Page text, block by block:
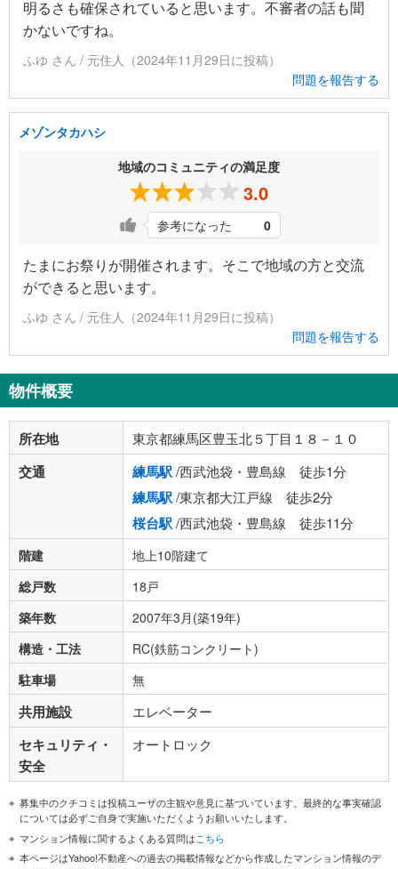
明るさも確保されていると思います。不審者の話も聞
かないですね。
ふゆ さん / 元住人（2024年11月29日に投稿）
問題を報告する
メゾンタカハシ
地域のコミュニティの満足度
3.0
参考になった 0
たまにお祭りが開催されます。そこで地域の方と交流
ができると思います。
ふゆ さん / 元住人（2024年11月29日に投稿）
問題を報告する
物件概要
所在地 東京都練馬区豊玉北５丁目１８－１０
交通 練馬駅/西武池袋・豊島線 徒歩1分
練馬駅/東京都大江戸線 徒歩2分
桜台駅/西武池袋・豊島線 徒歩11分
階建
地上10階建て
総戸数
18戸
築年数
2007年3月(築19年)
構造・工法
RC(鉄筋コンクリート)
駐車場
無
共用施設 エレベーター
セキュリティ・
安全
オートロック
募集中のクチコミは投稿ユーザの主観や意見に基づいています。最終的な事実確認
については必ずご自身で実施いただくようお願いいたします。
マンション情報に関するよくある質問はこちら
本ページはYahoo!不動産への過去の掲載情報などから作成したマンション情報のデ